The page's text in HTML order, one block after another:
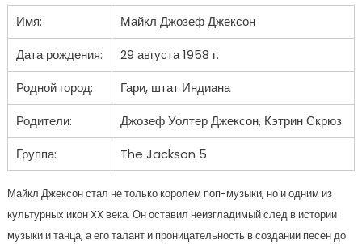
Имя:
Майкл Джозеф Джексон
Дата рождения:
29 августа 1958 г.
Родной город:
Гари, штат Индиана
Родители:
Джозеф Уолтер Джексон, Кэтрин Скрюз
Группа:
The Jackson 5
Майкл Джексон стал не только королем поп-музыки, но и одним из
культурных икон XX века. Он оставил неизгладимый след в истории
музыки и танца, а его талант и проницательность в создании песен до